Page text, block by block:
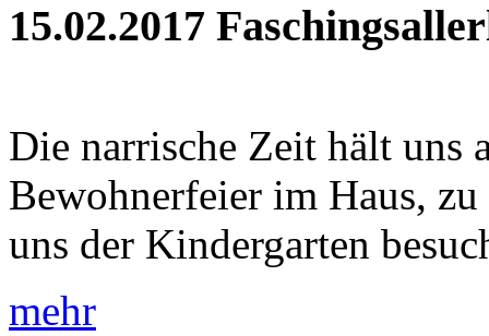
15.02.2017
Die narrische Zeit hält uns
Bewohnerfeier im Haus,
uns der Kindergarten
mehr